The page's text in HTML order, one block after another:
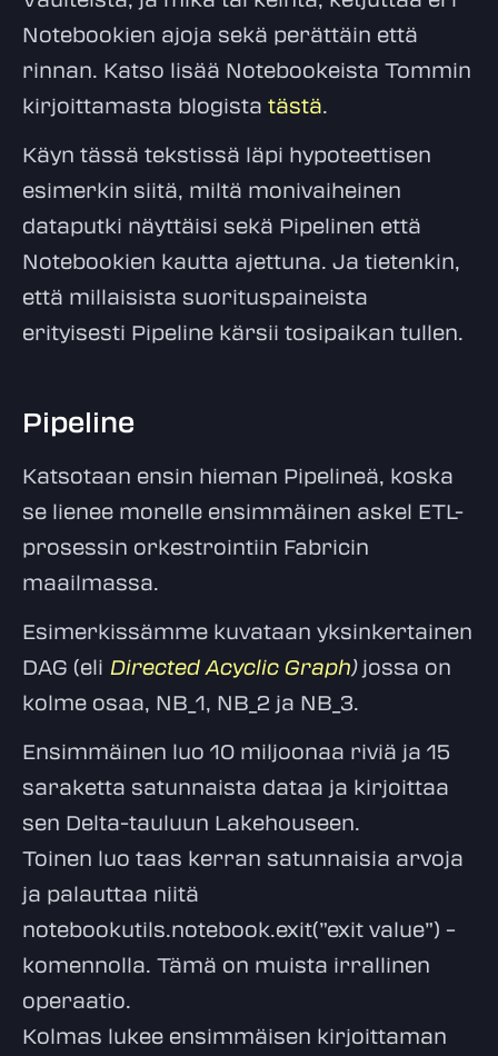
Notebookien ajoja sekä perättäin että
rinnan. Katso lisää Notebookeista Tommin
kirjoittamasta blogista tästä.
Käyn tässä tekstissä läpi hypoteettisen
esimerkin siitä, miltä monivaiheinen
dataputki näyttäisi sekä Pipelinen että
Notebookien kautta ajettuna. Ja tietenkin,
että millaisista suorituspaineista
erityisesti Pipeline kärsii tosipaikan tullen.
Pipeline
Katsotaan ensin hieman Pipelineä, koska
se lienee monelle ensimmäinen askel ETL-
prosessin orkestrointiin Fabricin
maailmassa.
Esimerkissämme kuvataan yksinkertainen
DAG (eli Directed Acyclic Graph)jossa on
kolme osaa, NB_1, NB_2 ja NB_3.
Ensimmäinen luo 10 miljoonaa riviä ja 15
saraketta satunnaista dataa ja kirjoittaa
sen Delta-tauluun Lakehouseen.
Toinen luo taas kerran satunnaisia arvoja
ja palauttaa niitä
notebookutils.notebook.exit(”exit value”) –
komennolla. Tämä on muista irrallinen
operaatio.
Kolmas lukee ensimmäisen kirjoittaman